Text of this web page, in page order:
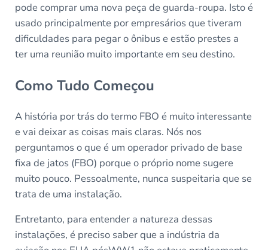
pode comprar uma nova peça de guarda-roupa. Isto é
usado principalmente por empresários que tiveram
dificuldades para pegar o ônibus e estão prestes a
ter uma reunião muito importante em seu destino.
Como Tudo Começou
A história por trás do termo FBO é muito interessante
e vai deixar as coisas mais claras. Nós nos
perguntamos o que é um operador privado de base
fixa de jatos (FBO) porque o próprio nome sugere
muito pouco. Pessoalmente, nunca suspeitaria que se
trata de uma instalação.
Entretanto, para entender a natureza dessas
instalações, é preciso saber que a indústria da